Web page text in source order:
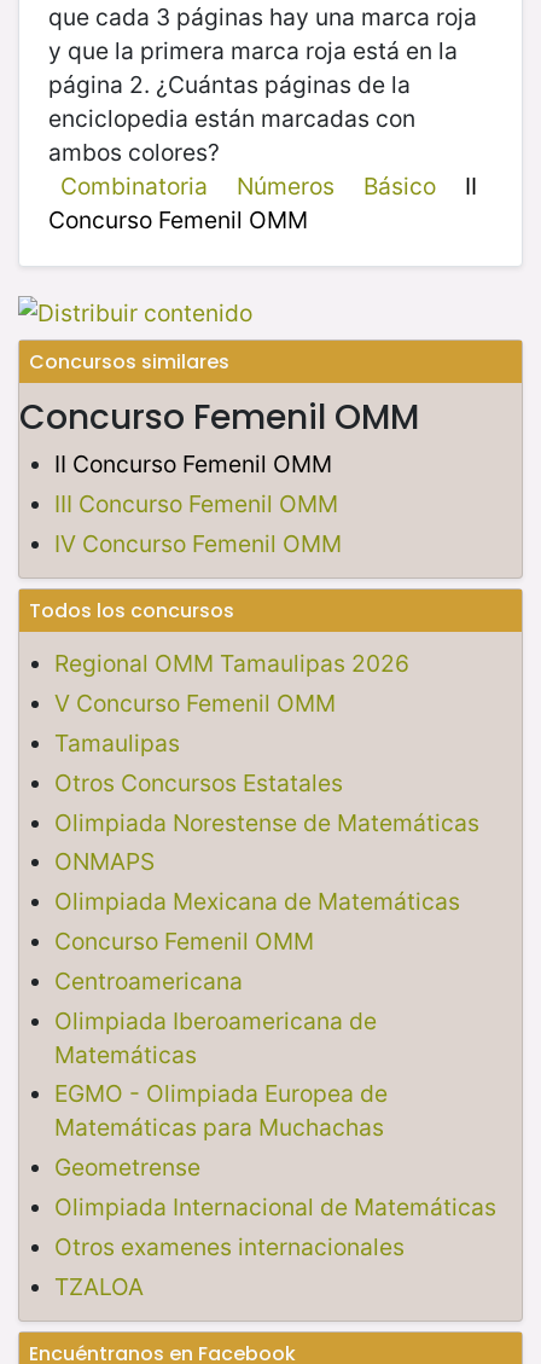
que cada 3 páginas hay una marca roja
y que la primera marca roja está en la
página 2. ¿Cuántas páginas de la
enciclopedia están marcadas con
ambos colores?
Combinatoria
Números Básico
II
Concurso Femenil OMM
Concursos similares
Concurso Femenil OMM
II Concurso Femenil OMM
III Concurso Femenil OMM
IV Concurso Femenil OMM
Todos los concursos
Regional OMM Tamaulipas 2026
V Concurso Femenil OMM
Tamaulipas
Otros Concursos Estatales
Olimpiada Norestense de Matemáticas
ONMAPS
Olimpiada Mexicana de Matemáticas
Concurso Femenil OMM
Centroamericana
Olimpiada Iberoamericana de
Matemáticas
EGMO - Olimpiada Europea de
Matemáticas para Muchachas
Geometrense
Olimpiada Internacional de Matemáticas
Otros examenes internacionales
TZALOA
Encuéntranos en Facebook